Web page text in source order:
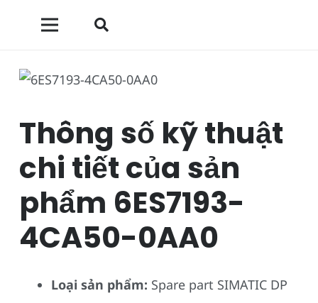
Thông số kỹ thuật
chi tiết của sản
phẩm 6ES7193-
4CA50-0AA0
Loại sản phẩm: Spare part SIMATIC DP